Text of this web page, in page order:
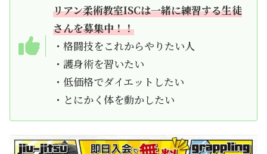
リアン柔術教室ISCは一緒に練習する生徒
さんを募集中！！
・格闘技をこれからやりたい人
・護身術を習いたい
・低価格でダイエットしたい
・とにかく体を動かしたい